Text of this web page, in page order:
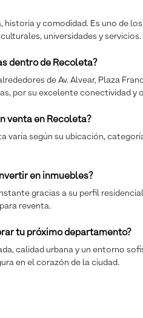
historia y comodidad. Es uno de
universidades y
dentro de Recoleta?
de Av. Alvear, Plaza
por su excelente conectividad
venta en Recoleta?
varía según su ubicación,
en inmuebles?
gracias a su perfil
reventa.
tu próximo departamento?
calidad urbana y un entorno
en el corazón de la ciudad.